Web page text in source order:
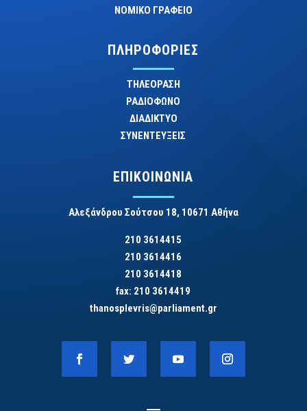
ΝΟΜΙΚΟ ΓΡΑΦΕΙΟ
ΠΛΗΡΟΦΟΡΙΕΣ
ΤΗΛΕΟΡΑΣΗ
ΡΑΔΙΟΦΩΝΟ
ΔΙΑΔΙΚΤΥΟ
ΣΥΝΕΝΤΕΥΞΕΙΣ
ΕΠΙΚΟΙΝΩΝΙΑ
Αλεξάνδρου Σούτσου 18, 10671 Αθήνα
210 3614415
210 3614416
210 3614418
fax: 210 3614419
thanosplevris@parliament.gr